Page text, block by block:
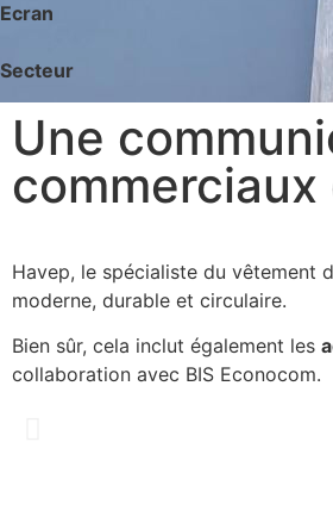
Ecran
Secteur
Une
Havep, le spécialiste du vêtement
moderne, durable et circulaire.
Bien sûr, cela inclut également les
collaboration avec BIS Econocom.